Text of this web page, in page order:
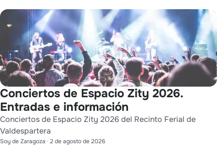
Conciertos de Espacio Zity 2026.
Entradas e información
Conciertos de Espacio Zity 2026 del Recinto Ferial de
Valdespartera
Soy de Zaragoza · 2 de agosto de 2026